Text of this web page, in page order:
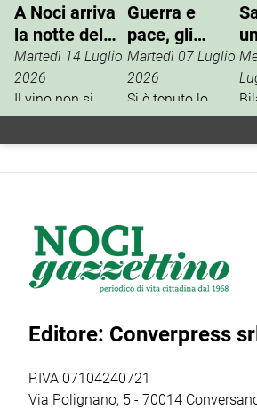
A Noci arriva
la notte del
vino che si
vive
Martedì 14 Luglio
2026
Il vino non si
degusta. Si vive.
È questo il
firmato Cantine
Barsento che
venerdì 17 luglio,
a partire dalle ore
trasformerà gli
cantina […]
Guerra e
pace, gli
Scout
incontrano
l’ANPI
Martedì 07 Luglio
2026
Si è tenuto lo
scorso 27 giugno
un incontro tra
reparto Orione del
gruppo Scout
Putignano 1, per
parlare di guerra
si
la
Editore: Converpress srl
P.IVA 07104240721
Via Polignano, 5 - 70014